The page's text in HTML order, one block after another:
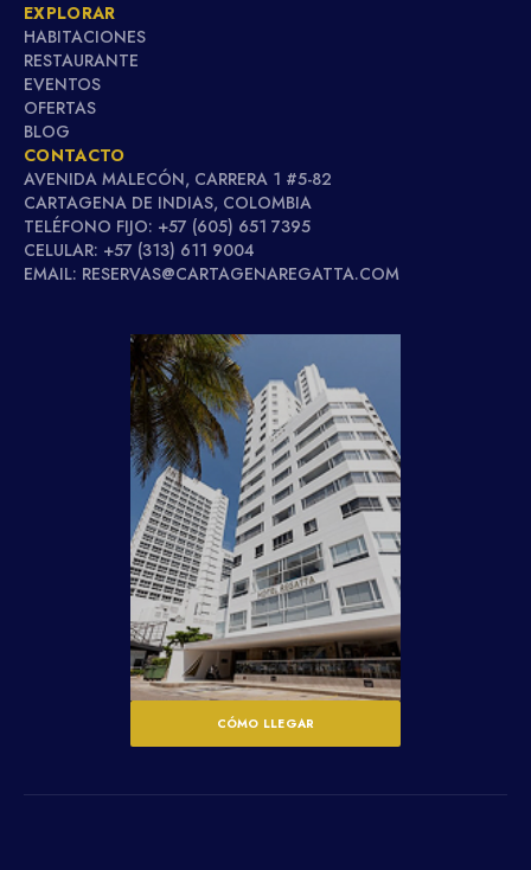
EXPLORAR
HABITACIONES
RESTAURANTE
EVENTOS
OFERTAS
BLOG
CONTACTO
AVENIDA MALECÓN, CARRERA 1 #5-82
CARTAGENA DE INDIAS, COLOMBIA
TELÉFONO FIJO: +57 (605) 651 7395
CELULAR: +57 (313) 611 9004
EMAIL: RESERVAS@CARTAGENAREGATTA.COM
CÓMO LLEGAR